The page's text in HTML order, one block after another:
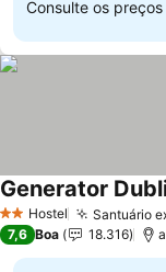
Consulte os
2 Estrelas
Hostel Santuário
Generator
7,6 Boa 18.316